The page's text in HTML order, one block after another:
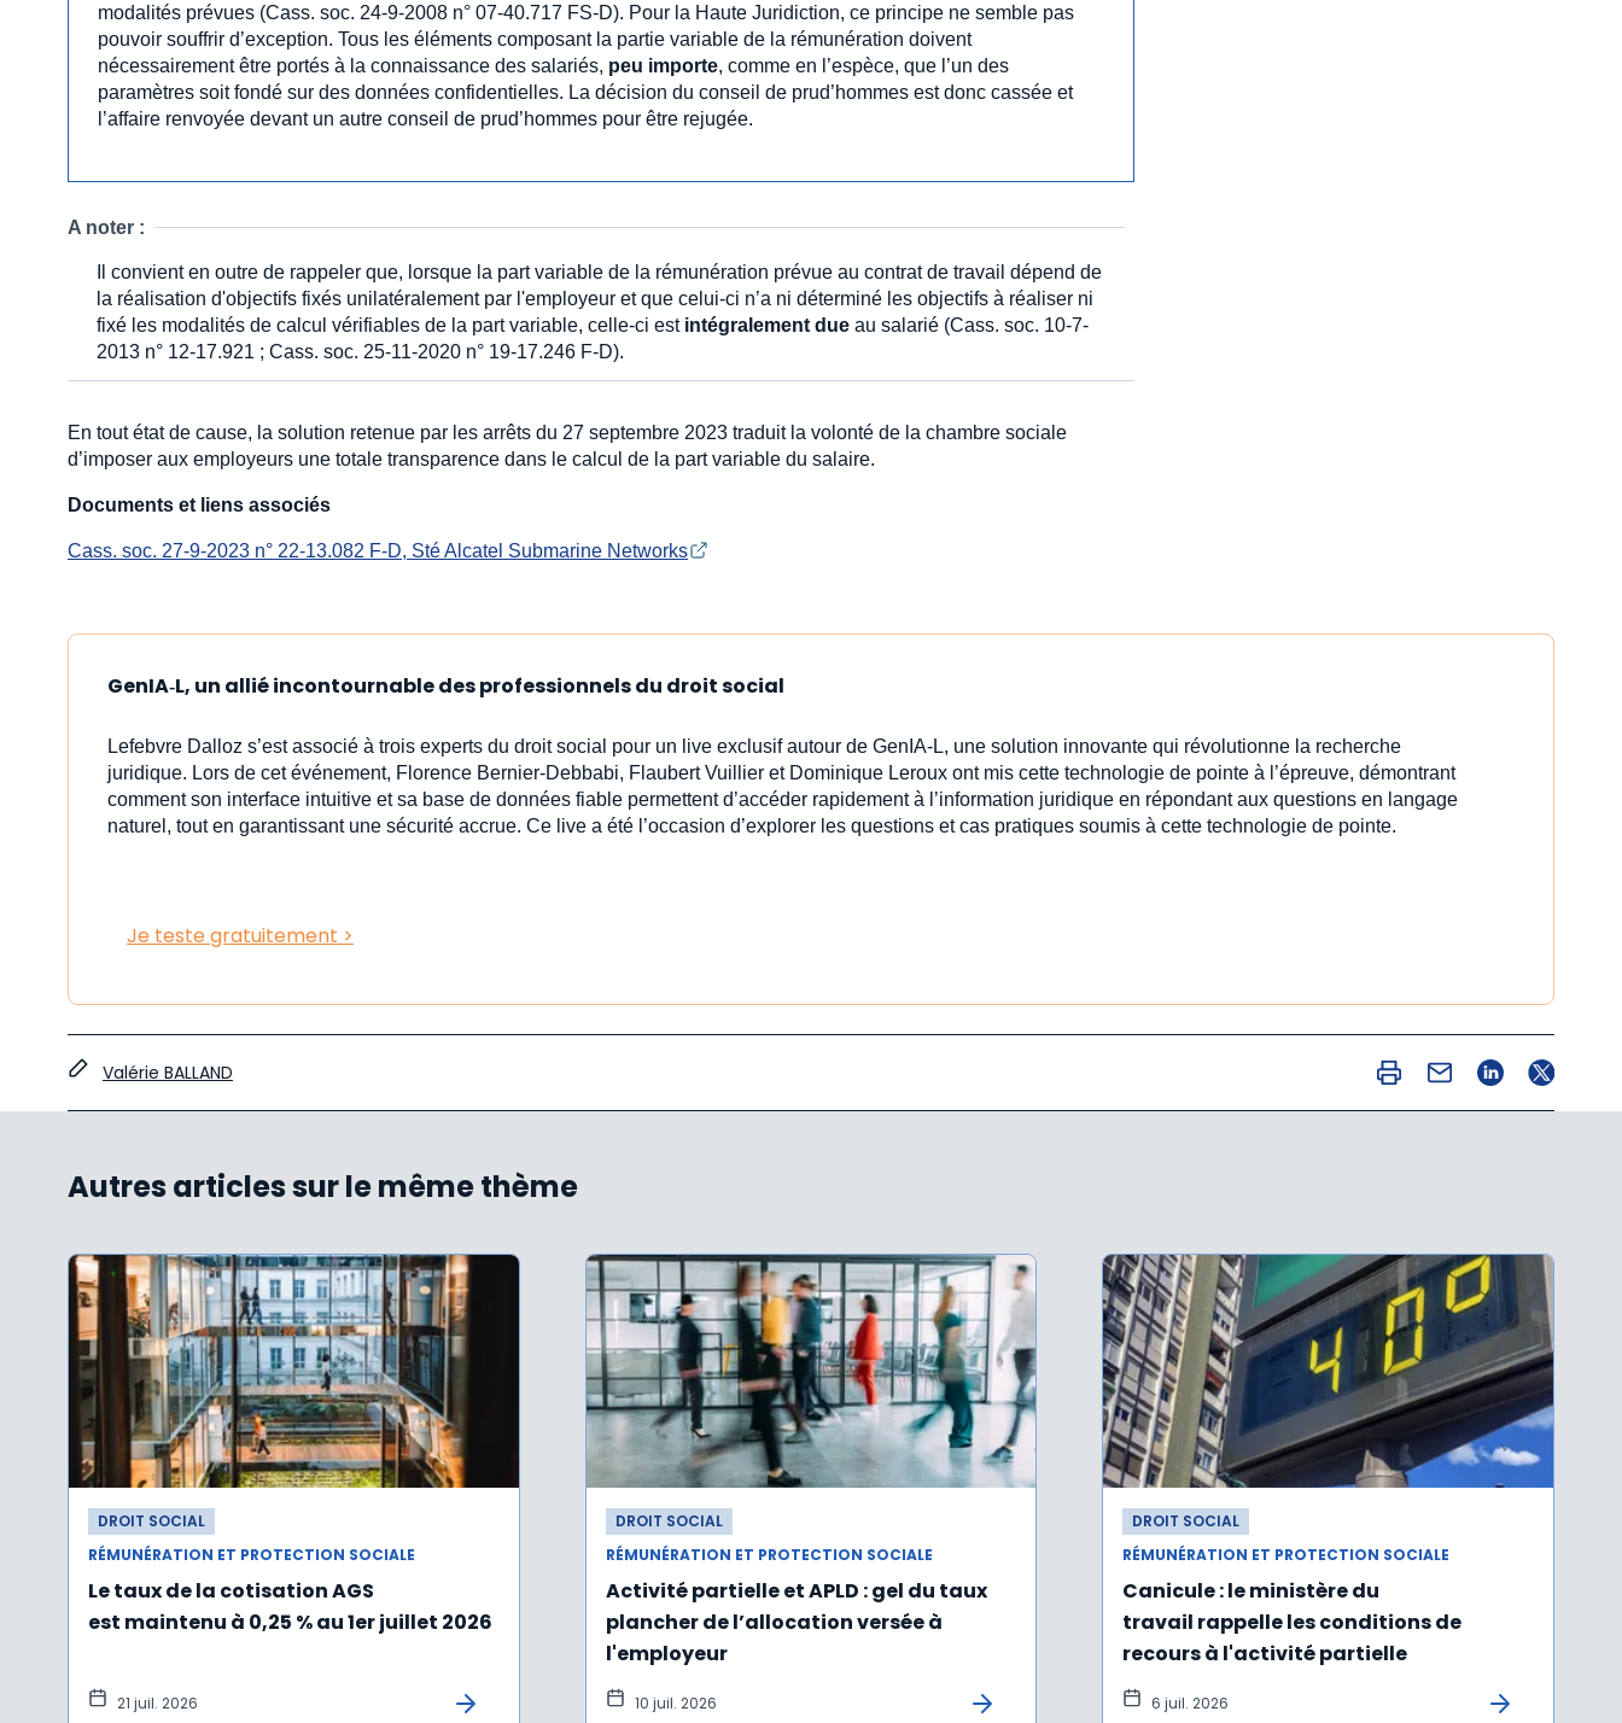
modalités prévues (Cass. soc. 24-9-2008 n° 07-40.717 FS-D). Pour la Haute Juridiction, ce principe ne semble pas
pouvoir souffrir d’exception. Tous les éléments composant la partie variable de la rémunération doivent
nécessairement être portés à la connaissance des salariés, peu importe, comme en l’espèce, que l’un des
paramètres soit fondé sur des données confidentielles. La décision du conseil de prud’hommes est donc cassée et
l’affaire renvoyée devant un autre conseil de prud’hommes pour être rejugée.
A noter :
Il convient en outre de rappeler que, lorsque la part variable de la rémunération prévue au contrat de travail dépend de
la réalisation d'objectifs fixés unilatéralement par l'employeur et que celui-ci n’a ni déterminé les objectifs à réaliser ni
fixé les modalités de calcul vérifiables de la part variable, celle-ci est intégralement due au salarié (Cass. soc. 10-7-
2013 n° 12-17.921 ; Cass. soc. 25-11-2020 n° 19-17.246 F-D).
En tout état de cause, la solution retenue par les arrêts du 27 septembre 2023 traduit la volonté de la chambre sociale
d’imposer aux employeurs une totale transparence dans le calcul de la part variable du salaire.
Documents et liens associés
Cass. soc. 27-9-2023 n° 22-13.082 F-D, Sté Alcatel Submarine Networks
GenIA‑L, un allié incontournable des professionnels du droit social
Lefebvre Dalloz s’est associé à trois experts du droit social pour un live exclusif autour de GenIA‑L, une solution innovante qui révolutionne la recherche
juridique. Lors de cet événement, Florence Bernier-Debbabi, Flaubert Vuillier et Dominique Leroux ont mis cette technologie de pointe à l’épreuve, démontrant
comment son interface intuitive et sa base de données fiable permettent d’accéder rapidement à l’information juridique en répondant aux questions en langage
naturel, tout en garantissant une sécurité accrue. Ce live a été l’occasion d’explorer les questions et cas pratiques soumis à cette technologie de pointe.
Je teste gratuitement >
Valérie BALLAND
Autres articles sur le même thème
DROIT SOCIAL
RÉMUNÉRATION ET PROTECTION SOCIALE
Le taux de la cotisation AGS
est maintenu à 0,25 % au 1er juillet 2026
21 juil. 2026
DROIT SOCIAL
RÉMUNÉRATION ET PROTECTION SOCIALE
Activité partielle et APLD : gel du taux
plancher de l’allocation versée à
l'employeur
10 juil. 2026
DROIT SOCIAL
RÉMUNÉRATION ET PROTECTION SOCIALE
Canicule : le ministère du
travail rappelle les conditions de
recours à l'activité partielle
6 juil. 2026